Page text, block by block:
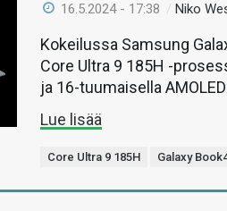
16.5.2024 - 17:38 /Niko
Kokeilussa Samsung
Core Ultra 9 185H -
ja 16-tuumaisella
Lue lisää
Core Ultra 9 185H Galaxy